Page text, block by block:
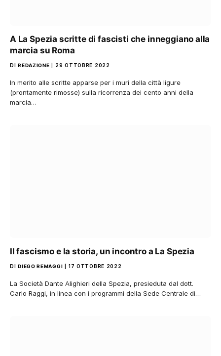
A La Spezia scritte di fascisti che inneggiano alla
marcia su Roma
DI REDAZIONE 29 OTTOBRE 2022
In merito alle scritte apparse per i muri della città ligure
(prontamente rimosse) sulla ricorrenza dei cento anni della
marcia…
Il fascismo e la storia, un incontro a La Spezia
DI DIEGO REMAGGI 17 OTTOBRE 2022
La Società Dante Alighieri della Spezia, presieduta dal dott.
Carlo Raggi, in linea con i programmi della Sede Centrale di…